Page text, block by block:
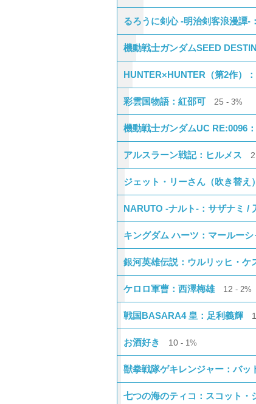
るろうに剣心 -明治剣客浪漫譚-
機動戦士ガンダムSEED
HUNTER×HUNTER（第2作）
彩雲国物語：紅邵可 25 3%
機動戦士ガンダムUC RE:0096
アルスラーン戦記：ヒルメス
ジェット・リーさん（吹き替え）
NARUTO -ナルト-：サザナミ /
キングダム ハーツ：マールーシ
銀河英雄伝説：ウルリッヒ・ケ
ケロロ軍曹：西澤梅雄 12 2%
戦国BASARA4 皇：足利義輝
お酒好き 10 1%
獣拳戦隊ゲキレンジャー：バッ
七つの海のティコ：スコット・